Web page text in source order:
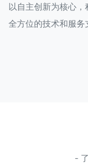
以自主创新为核心，
全方位的技术和服务
-